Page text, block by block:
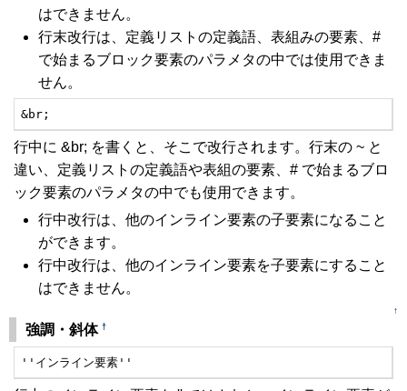
はできません。
行末改行は、定義リストの定義語、表組みの要素、#
で始まるブロック要素のパラメタの中では使用できま
せん。
&br;
行中に &br; を書くと、そこで改行されます。行末の ~ と
違い、定義リストの定義語や表組の要素、# で始まるブロ
ック要素のパラメタの中でも使用できます。
行中改行は、他のインライン要素の子要素になること
ができます。
行中改行は、他のインライン要素を子要素にすること
はできません。
↑
強調・斜体 †
''インライン要素''